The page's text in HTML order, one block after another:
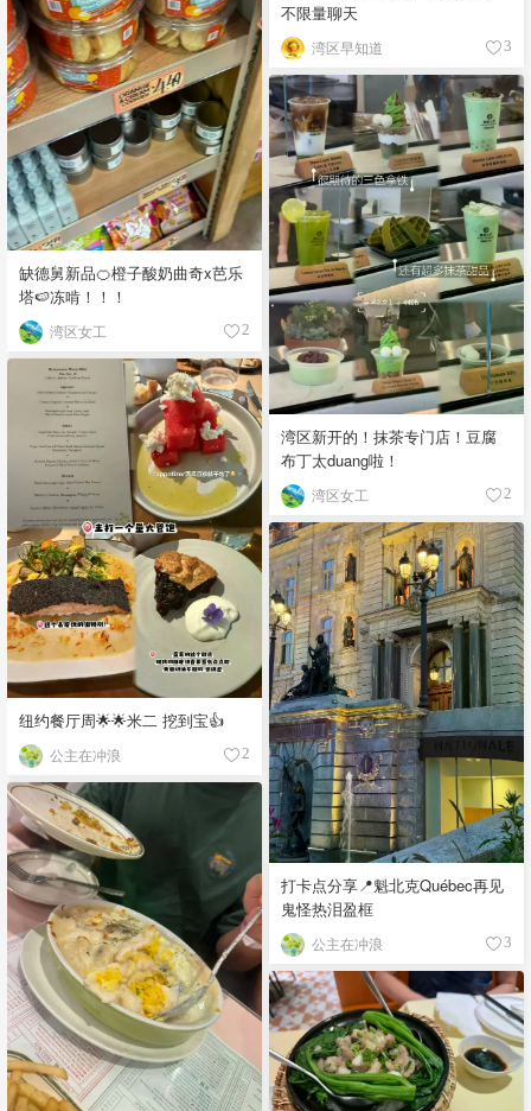
不限量聊天
湾区早知道 3
缺德舅新品🍊橙子酸奶曲奇x芭乐
塔🍉冻啃！！！
湾区女工 2
湾区新开的！抹茶专门店！豆腐
布丁太duang啦！
湾区女工 2
纽约餐厅周🌟🌟米二 挖到宝👍
公主在冲浪 2
打卡点分享📍魁北克Québec再见
鬼怪热泪盈框
公主在冲浪 3